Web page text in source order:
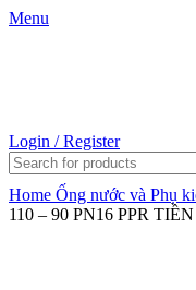
Menu
Login / Register
Home Ống nước và Phụ
110 – 90 PN16 PPR